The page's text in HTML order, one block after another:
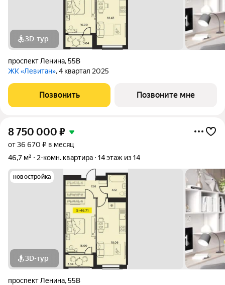
3D-тур
проспект Ленина,55В
ЖК «Левитан», 4 квартал 2025
Позвонить Позвоните мне
8 750 000 ₽
от 36 670 ₽ в месяц
46,7 м²
2-комн. квартира 14 этаж из 14
новостройка
3D-тур
проспект Ленина,55В